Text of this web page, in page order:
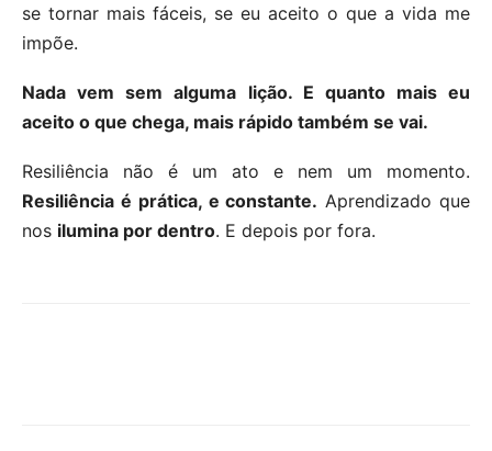
se tornar mais fáceis, se eu aceito o que a vida me
impõe.
Nada vem sem alguma lição. E quanto mais eu
aceito o que chega, mais rápido também se vai.
Resiliência não é um ato e nem um momento.
Resiliência é prática, e constante. Aprendizado que
nos ilumina por dentro. E depois por fora.